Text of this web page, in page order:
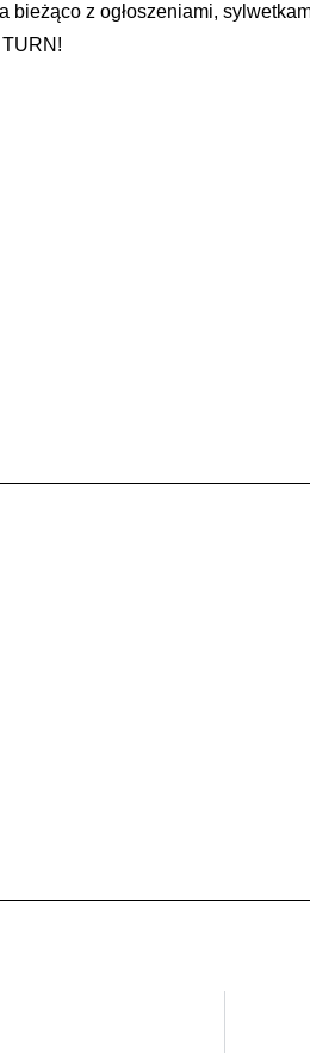
z ogłoszeniami,